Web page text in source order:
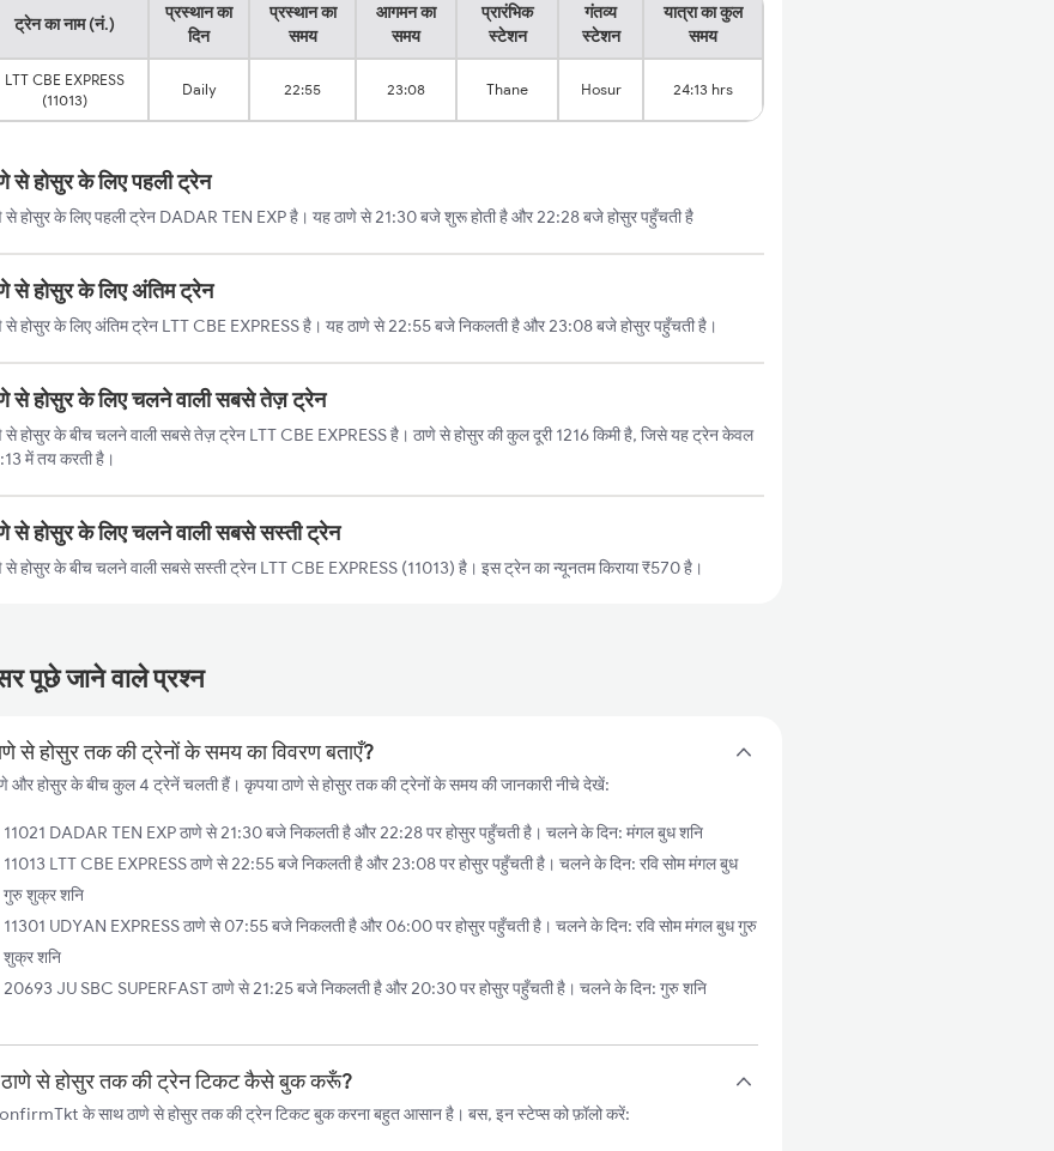
ट्रेन का नाम (नं.)
प्रस्थान का
दिन
प्रस्थान का
समय
आगमन का
समय
प्रारंभिक
स्टेशन
गंतव्य
स्टेशन
यात्रा का कुल
समय
LTT CBE EXPRESS
(11013)
Daily 22:55 23:08 Thane Hosur 24:13 hrs
से होसुर के लिए पहली ट्रेन
से होसुर के लिए पहली ट्रेन DADAR TEN EXP है। यह ठाणे से 21:30 बजे शुरू होती है और 22:28 बजे होसुर पहुँचती है
से होसुर के लिए अंतिम ट्रेन
से होसुर के लिए अंतिम ट्रेन LTT CBE EXPRESS है। यह ठाणे से 22:55 बजे निकलती है और 23:08 बजे होसुर पहुँचती है।
से होसुर के लिए चलने वाली सबसे तेज़ ट्रेन
से होसुर के बीच चलने वाली सबसे तेज़ ट्रेन LTT CBE EXPRESS है। ठाणे से होसुर की कुल दूरी 1216 किमी है, जिसे यह ट्रेन केवल
में तय करती है।
से होसुर के लिए चलने वाली सबसे सस्ती ट्रेन
से होसुर के बीच चलने वाली सबसे सस्ती ट्रेन LTT CBE EXPRESS (11013) है। इस ट्रेन का न्यूनतम किराया ₹570 है।
पूछे जाने वाले प्रश्न
से होसुर तक की ट्रेनों के समय का विवरण बताएँ?
और होसुर के बीच कुल 4 ट्रेनें चलती हैं। कृपया ठाणे से होसुर तक की ट्रेनों के समय की जानकारी नीचे देखें:
11021 DADAR TEN EXP ठाणे से 21:30 बजे निकलती है और 22:28 पर होसुर पहुँचती है। चलने के दिन: मंगल बुध शनि
11013 LTT CBE EXPRESS ठाणे से 22:55 बजे निकलती है और 23:08 पर होसुर पहुँचती है। चलने के दिन: रवि सोम मंगल बुध
गुरु शुक्र शनि
11301 UDYAN EXPRESS ठाणे से 07:55 बजे निकलती है और 06:00 पर होसुर पहुँचती है। चलने के दिन: रवि सोम मंगल बुध गुरु
शुक्र शनि
20693 JU SBC SUPERFAST ठाणे से 21:25 बजे निकलती है और 20:30 पर होसुर पहुँचती है। चलने के दिन: गुरु शनि
से होसुर तक की ट्रेन टिकट कैसे बुक करूँ?
के साथ ठाणे से होसुर तक की ट्रेन टिकट बुक करना बहुत आसान है। बस, इन स्टेप्स को फ़ॉलो करें: